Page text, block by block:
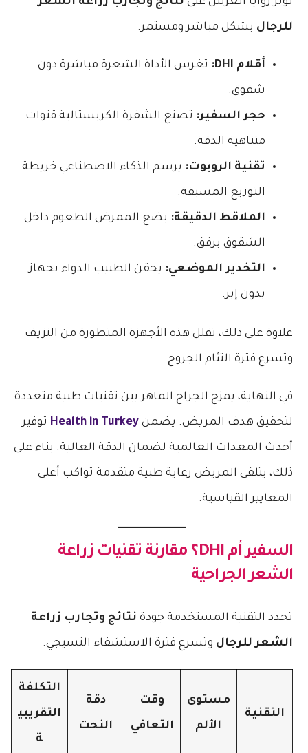
للرجال بشكل مباشر ومستمر.
أقلام DHI: تغرس الأداة الشعرة مباشرة دون
شقوق.
حجر السفير: تصنع الشفرة الكريستالية قنوات
متناهية الدقة.
تقنية الروبوت: يرسم الذكاء الاصطناعي خريطة
التوزيع المسبقة.
الملاقط الدقيقة: يضع الممرض الطعوم داخل
الشقوق برفق.
التخدير الموضعي: يحقن الطبيب الدواء بجهاز
بدون إبر.
علاوة على ذلك، تقلل هذه الأجهزة المتطورة من النزيف
وتسرع فترة التئام الجروح.
في النهاية، يمزج الجراح الماهر بين تقنيات طبية متعددة
لتحقيق هدف المريض. يضمنHealth in Turkey توفير
أحدث المعدات العالمية لضمان الدقة العالية. بناء على
ذلك، يتلقى المريض رعاية طبية متقدمة تواكب أعلى
المعايير القياسية.
السفير أم DHI؟ مقارنة تقنيات زراعة
الشعر الجراحية
تحدد التقنية المستخدمة جودة نتائج وتجارب زراعة
الشعر للرجال وتسرع فترة الاستشفاء النسيجي.
التقنية
مستوى
الألم
وقت
التعافي
دقة
النحت
التكلفة
التقريبي
ة